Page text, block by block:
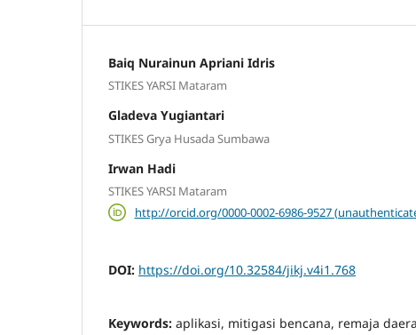
Baiq Nurainun Apriani Idris
STIKES YARSI Mataram
Gladeva Yugiantari
STIKES Grya Husada Sumbawa
Irwan Hadi
STIKES YARSI Mataram
http://orcid.org/0000-0002-6986-9527
DOI: https://doi.org/10.32584/jikj.v4i1.768
Keywords: aplikasi, mitigasi bencana, remaja